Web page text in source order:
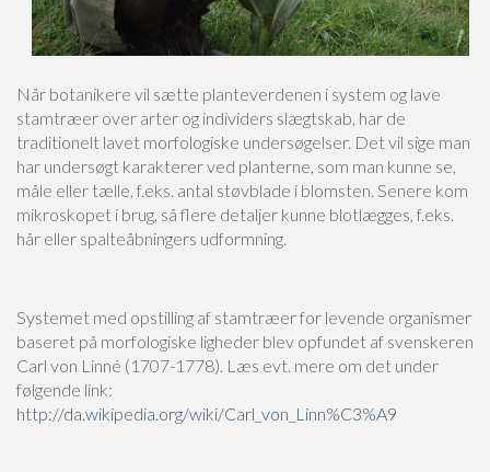
Når botanikere vil sætte planteverdenen i system og lave
stamtræer over arter og individers slægtskab, har de
traditionelt lavet morfologiske undersøgelser. Det vil sige man
har undersøgt karakterer ved planterne, som man kunne se,
måle eller tælle, f.eks. antal støvblade i blomsten. Senere kom
mikroskopet i brug, så flere detaljer kunne blotlægges, f.eks.
hår eller spalteåbningers udformning.
Systemet med opstilling af stamtræer for levende organismer
baseret på morfologiske ligheder blev opfundet af svenskeren
Carl von Linné (1707-1778). Læs evt. mere om det under
følgende link:
http://da.wikipedia.org/wiki/Carl_von_Linn%C3%A9